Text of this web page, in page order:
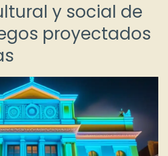
y social de
proyectados